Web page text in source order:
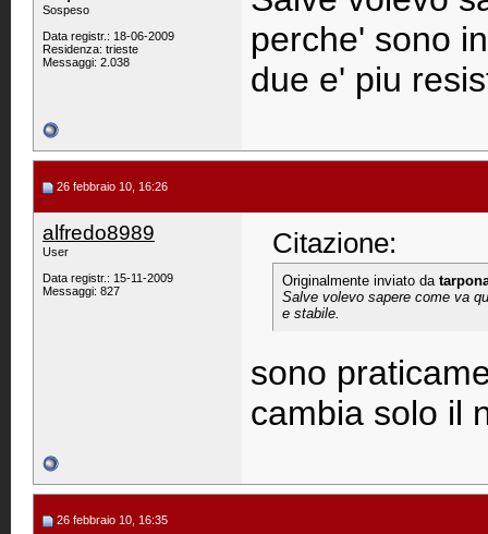
Sospeso
Data registr.: 18-06-2009
Residenza: trieste
Messaggi: 2.038
perche' sono
due e' piu
26 febbraio 10, 16:26
alfredo8989
User
Data registr.: 15-11-2009
Messaggi: 827
Citazione:
Originalmente inviato da
Salve volevo sapere come va
e stabile.
sono
cambia solo il
26 febbraio 10, 16:35